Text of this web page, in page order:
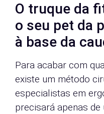
O truque da
o seu pet da
à base da
Para acabar com
existe um método
especialistas em
precisará apenas